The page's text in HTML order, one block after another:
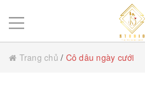
Trang chủ / Cô dâu ngày cưới